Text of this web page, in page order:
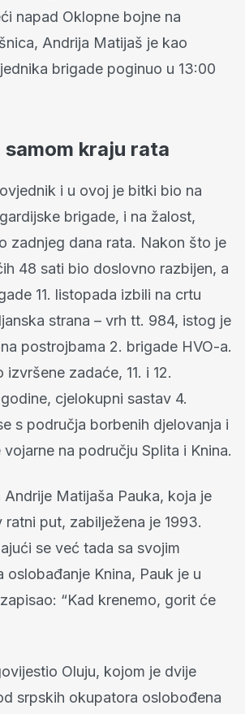
napad Oklopne bojne na
Andrija Matijaš je kao
brigade poginuo u 13:00
samom kraju rata
i u ovoj je bitki bio na
brigade, i na žalost,
zadnjeg dana rata. Nakon što je
48 sati bio doslovno razbijen, a
11. listopada izbili na crtu
strana – vrh tt. 984, istog je
postrojbama 2. brigade HVO-a.
zadaće, 11. i 12.
cjelokupni sastav 4.
s područja borbenih djelovanja i
na području Splita i Knina.
Matijaša Pauka, koja je
ratni put, zabilježena je 1993.
se već tada sa svojim
oslobađanje Knina, Pauk je u
“Kad krenemo, gorit će
Oluju, kojom je dvije
srpskih okupatora oslobođena